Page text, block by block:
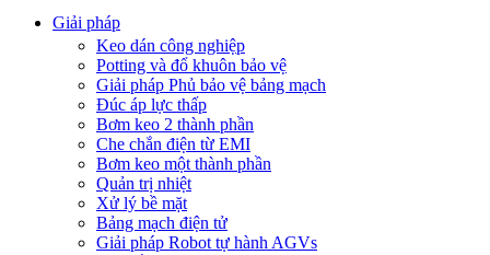
Giải pháp
Keo dán công nghiệp
Potting và đổ khuôn bảo vệ
Giải pháp Phủ bảo vệ bảng mạch
Đúc áp lực thấp
Bơm keo 2 thành phần
Che chắn điện từ EMI
Bơm keo một thành phần
Quản trị nhiệt
Xử lý bề mặt
Bảng mạch điện tử
Giải pháp Robot tự hành AGVs